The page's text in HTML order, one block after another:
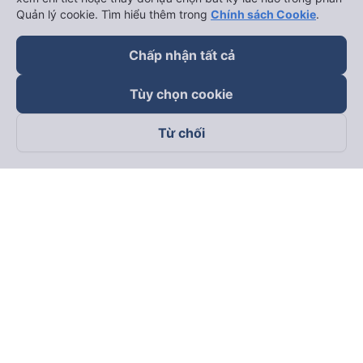
Theo dõi chúng tôi trên
Quản lý cookie. Tìm hiểu thêm trong Chính sách Cookie.
Chấp nhận tất cả
Tùy chọn cookie
Từ chối